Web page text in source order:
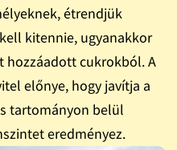
étrendjük
kitennie, ugyanakkor
hozzáadott cukrokból. A
előnye, hogy javítja a
tartományon belül
eredményez.